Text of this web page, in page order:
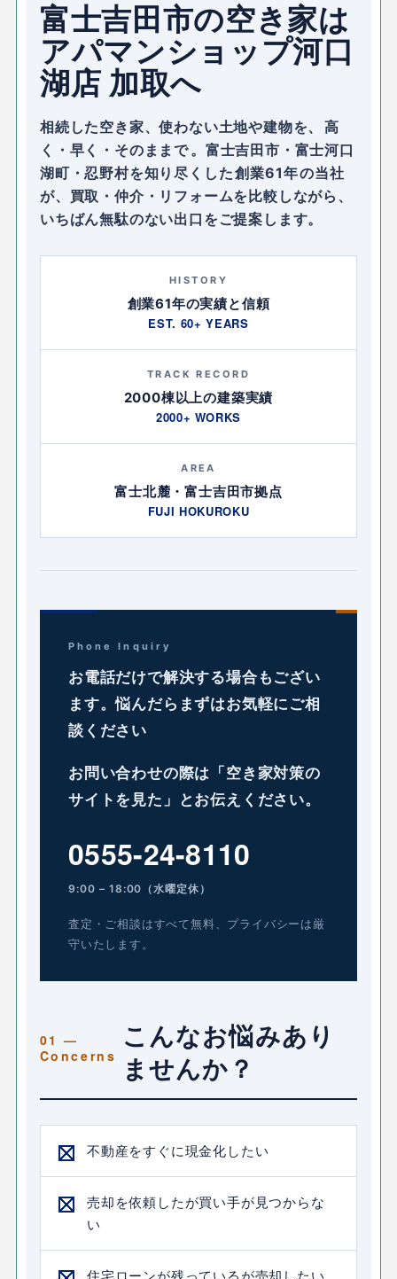
富士吉田市の空き家は
アパマンショップ河口
湖店 加取へ
相続した空き家、使わない土地や建物を、 高
く・早く・そのままで。富士吉田市・富士河口
湖町・忍野村を知り尽くした創業61年の当社
が、買取・仲介・リフォームを比較しながら、
いちばん無駄のない出口をご提案します。
HISTORY
創業61年の実績と信頼
EST. 60+ YEARS
TRACK RECORD
2000棟以上の建築実績
2000+ WORKS
AREA
富士北麓・富士吉田市拠点
FUJI HOKUROKU
Phone Inquiry
お電話だけで解決する場合もござい
ます。悩んだらまずはお気軽にご相
談ください
お問い合わせの際は「空き家対策の
サイトを見た」とお伝えください。
0555-24-8110
9:00 – 18:00（水曜定休）
査定・ご相談はすべて無料、プライバシーは厳
守いたします。
こんなお悩みあり
ませんか？
不動産をすぐに現金化したい
売却を依頼したが買い手が見つからな
い